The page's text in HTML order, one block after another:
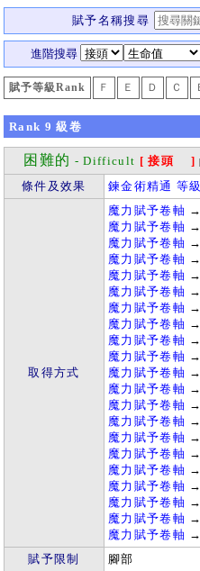
賦予名稱搜尋
進階搜尋
賦予等級Rank Ｆ Ｅ Ｄ Ｃ
Rank 9 級卷
困難的 - Difficult [ 接頭 ]
條件及效果 鍊金術精通 等
取得方式
魔力賦予卷軸 →
魔力賦予卷軸 →
魔力賦予卷軸 →
魔力賦予卷軸 →
魔力賦予卷軸 →
魔力賦予卷軸 →
魔力賦予卷軸 →
魔力賦予卷軸 →
魔力賦予卷軸 →
魔力賦予卷軸 →
魔力賦予卷軸 →
魔力賦予卷軸 →
魔力賦予卷軸 →
魔力賦予卷軸 →
魔力賦予卷軸 →
魔力賦予卷軸 →
魔力賦予卷軸 →
魔力賦予卷軸 →
魔力賦予卷軸 →
魔力賦予卷軸 →
魔力賦予卷軸 →
賦予限制
腳部